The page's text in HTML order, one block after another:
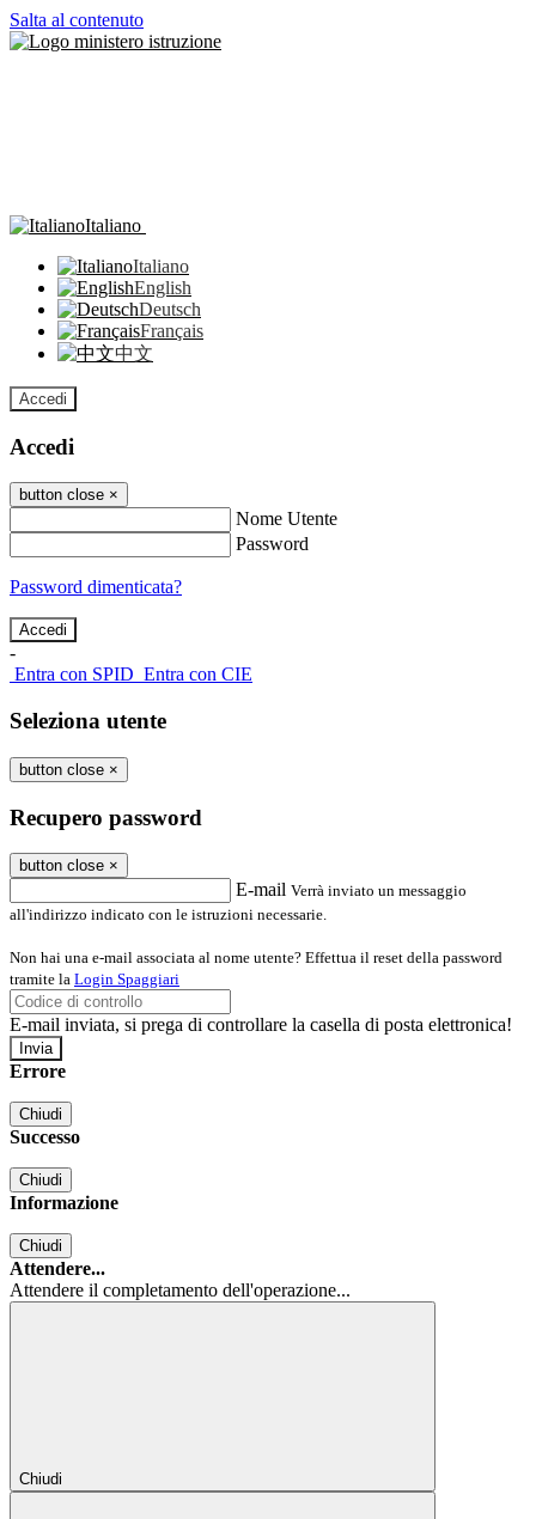
Salta al contenuto
Italiano
Italiano
English
Deutsch
Français
中文
Accedi
Accedi
button close ×
Nome Utente
Password
Password dimenticata?
-
Entra con SPID Entra con CIE
Seleziona utente
button close ×
Recupero password
button close ×
E-mail Verrà inviato un messaggio
all'indirizzo indicato con le istruzioni necessarie.
Non hai una e-mail associata al nome utente? Effettua il reset della password
tramite la Login Spaggiari
E-mail inviata, si prega di controllare la casella di posta elettronica!
Errore
Chiudi
Successo
Chiudi
Informazione
Chiudi
Attendere...
Attendere il completamento dell'operazione...
Chiudi